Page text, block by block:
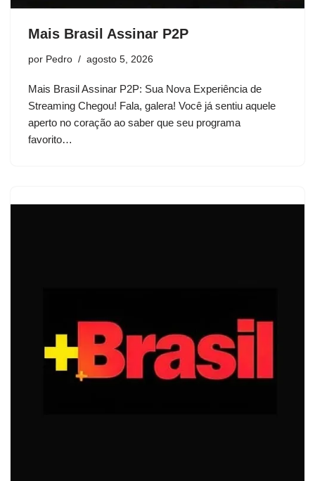
Mais Brasil Assinar P2P
por Pedro agosto 5, 2026
Mais Brasil Assinar P2P: Sua Nova Experiência de
Streaming Chegou! Fala, galera! Você já sentiu aquele
aperto no coração ao saber que seu programa
favorito…